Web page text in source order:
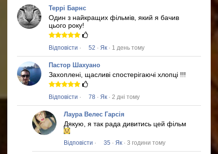
Террі Барнс
Один з найкращих фільмів, який я бачив
цього року!
Відповісти · 52 · Як · 1 день тому
Пастор Шахуано
Захоплені, щасливі спостерігаючі хлопці !!!
Відповісти · 78 · Як · 2 дні тому
Лаура Велес Гарсія
Дякую, я так рада дивитись цей фільм
Відповісти · 35 · Як · 3 години тому